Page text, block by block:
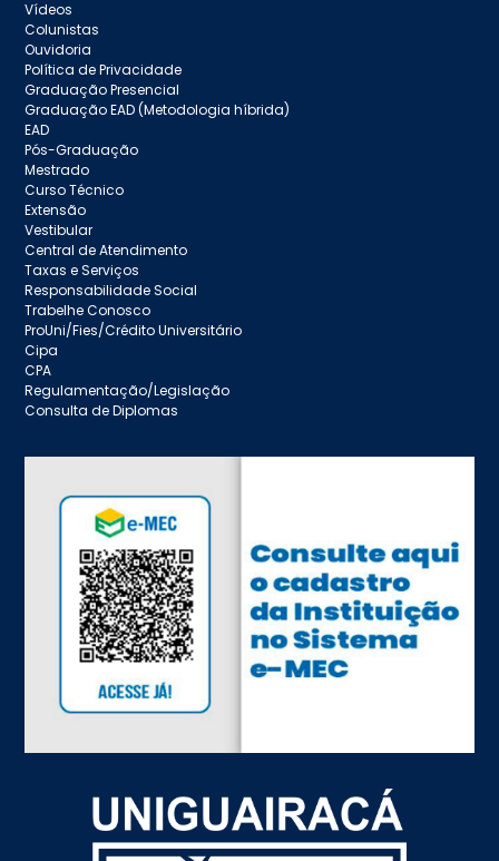
Vídeos
Colunistas
Ouvidoria
Política de Privacidade
Graduação Presencial
Graduação EAD (Metodologia híbrida)
EAD
Pós-Graduação
Mestrado
Curso Técnico
Extensão
Vestibular
Central de Atendimento
Taxas e Serviços
Responsabilidade Social
Trabelhe Conosco
ProUni/Fies/Crédito Universitário
Cipa
CPA
Regulamentação/Legislação
Consulta de Diplomas